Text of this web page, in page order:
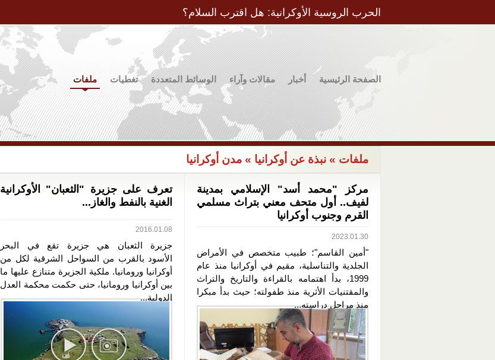
الحرب الروسية الأوكرانية: هل اقترب السلام؟
الصفحة الرئيسية أخبار مقالات وآراء الوسائط المتعددة تغطيات ملفات
ملفات » نبذة عن أوكرانيا » مدن أوكرانيا
مركز "محمد أسد" الإسلامي بمدينة
لفيف.. أول متحف معني بتراث مسلمي
القرم وجنوب أوكرانيا
2023.01.30
"أمين القاسم"؛ طبيب متخصص في الأمراض
الجلدية والتناسلية، مقيم في أوكرانيا منذ عام
1999، بدأ اهتمامه بالقراءة والتاريخ والتراث
والمقتنيات الأثرية منذ طفولته؛ حيث بدأ مبكرا
منذ مراحل دراسته...
تعرف على جزيرة "الثعبان" الأوكرانية
الغنية بالنفط والغاز...
2016.01.08
جزيرة الثعبان هي جزيرة تقع في البحر
الأسود بالقرب من السواحل الشرقية لكل من
أوكرانيا ورومانيا. ملكية الجزيرة متنازع عليها ما
بين أوكرانيا ورومانيا، حتى حكمت محكمة العدل
الدولية...